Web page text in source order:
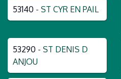
53140 - ST CYR EN PAIL
53290 - ST DENIS D
ANJOU